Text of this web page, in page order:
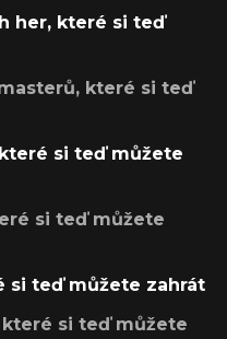
her, které si teď
které si teď
si teď můžete
si teď můžete
si teď můžete zahrát
si teď můžete